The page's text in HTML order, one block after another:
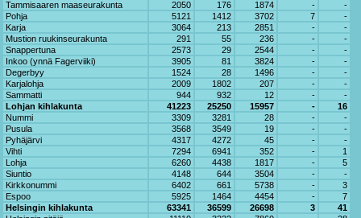
Tammisaaren maaseurakunta
2050 176 1874 -
-
Pohja
5121 1412 3702 7
-
Karja
3064 213 2851 -
-
Mustion ruukinseurakunta
291 55 236 -
-
Snappertuna
2573 29 2544 -
-
Inkoo (ynnä Fagerviiki)
3905 81 3824 -
-
Degerbyy
1524 28 1496 -
-
Karjalohja
2009 1802 207 -
-
Sammatti
944 932 12 -
-
Lohjan kihlakunta
41223 25250 15957 -
16
Nummi
3309 3281 28 -
-
Pusula
3568 3549 19 -
-
Pyhäjärvi
4317 4272 45 -
-
Vihti
7294 6941 352 -
1
Lohja
6260 4438 1817 -
5
Siuntio
4148 644 3504 -
-
Kirkkonummi
6402 661 5738 -
3
Espoo
5925 1464 4454 -
7
Helsingin kihlakunta
63341 36599 26698 3
41